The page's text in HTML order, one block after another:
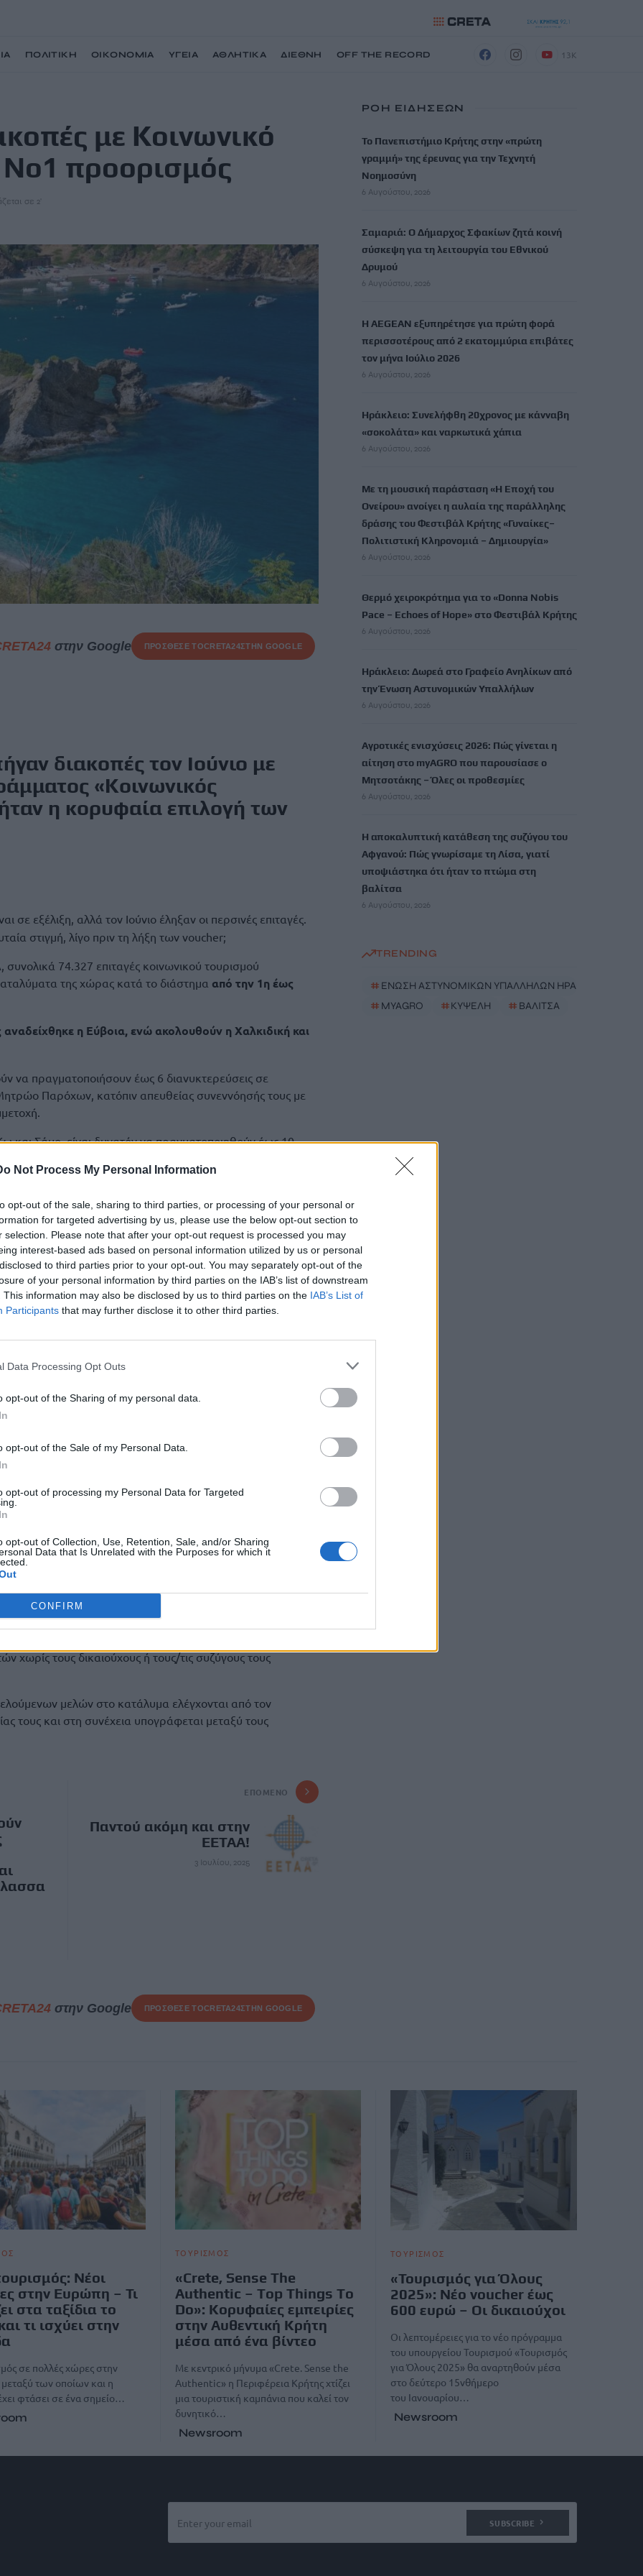
Not Process My Personal Information
opt-out of the sale, sharing to third parties, or processing of your personal or
for targeted advertising by us, please use the below opt-out section to
selection. Please note that after your opt-out request is processed you may
interest-based ads based on personal information utilized by us or personal
to third parties prior to your opt-out. You may separately opt-out of the
of your personal information by third parties on the IAB’s list of downstream
This information may also be disclosed by us to third parties on the IAB’s List of
Participants that may further disclose it to other third parties.
Data Processing Opt Outs
opt-out of the Sharing of my personal data.
opt-out of the Sale of my Personal Data.
opt-out of processing my Personal Data for Targeted
opt-out of Collection, Use, Retention, Sale, and/or Sharing
Data that Is Unrelated with the Purposes for which it
CONFIRM
ΠΟΛΙΤΙΚΗ ΟΙΚΟΝΟΜΙΑ ΥΓΕΙΑ ΑΘΛΗΤΙΚΑ ΔΙΕΘΝΗ OFF THE RECORD 13K
με Κοινωνικό
προορισμός
σε 2'
στην Google ΠΡΟΣΘΕΣΕ ΤΟCRETA24ΣΤΗΝ GOOGLE
διακοπές τον Ιούνιο με
«Κοινωνικός
η κορυφαία επιλογή των
σε εξέλιξη, αλλά τον Ιούνιο έληξαν οι περσινές επιταγές.
στιγμή, λίγο πριν τη λήξη των voucher;
74.327 επιταγές κοινωνικού τουρισμού
της χώρας κατά το διάστημα από την 1η έως
η Εύβοια, ενώ ακολουθούν η Χαλκιδική και
να πραγματοποιήσουν έως 6 διανυκτερεύσεις σε
Παρόχων, κατόπιν απευθείας συνεννόησής τους με
και Σάμο, είναι δυνατόν να πραγματοποιηθούν έως 10
σε Β. Εύβοια, Έβρο και Θεσσαλία, εκτός
έως 12 διανυκτερεύσεις δωρεάν.
επιδοτούνται και ακτοπλοϊκά εισιτήρια.
η συμμετοχή των δικαιούχων-ωφελουμένων
ακτοπλοϊκά εισιτήρια διατίθενται δωρεάν.
2025-26: Τα καταλύματα
καταλύματα,
είναι κάτοχοι Επιταγών Κοινωνικού Τουρισμού έρχονται
για τις κρατήσεις δωματίων.
κατάλυμα ωφελούμενα μέλη, χωρίς αυτά να
με την προϋπόθεση ότι είναι:
συνοδεύονται από τον/την σύζυγο του δικαιούχου πολίτη
ή από τα ωφελούμενα τέκνα άνω των 18 ετών
(ωφελούμενα μέλη ή μη) με νόμιμη εξουσιοδότηση των
διακοπές:
με αναπηρία που συνοδεύουν
χωρίς τους δικαιούχους ή τους/τις συζύγους τους
μελών στο κατάλυμα ελέγχονται από τον
τους και στη συνέχεια υπογράφεται μεταξύ τους
ΕΠΌΜΕΝΟ
Παντού ακόμη και στην
ΕΕΤΑΑ!
3 Ιουλίου, 2025
στην Google ΠΡΟΣΘΕΣΕ ΤΟCRETA24ΣΤΗΝ GOOGLE
ΡΟΗ ΕΙΔΗΣΕΩΝ
Το Πανεπιστήμιο Κρήτης στην «πρώτη
γραμμή» της έρευνας για την Τεχνητή
Νοημοσύνη
6 Αυγούστου, 2026
Σαμαριά: Ο Δήμαρχος Σφακίων ζητά κοινή
σύσκεψη για τη λειτουργία του Εθνικού
Δρυμού
6 Αυγούστου, 2026
Η AEGEAN εξυπηρέτησε για πρώτη φορά
περισσοτέρους από 2 εκατομμύρια επιβάτες
τον μήνα Ιούλιο 2026
6 Αυγούστου, 2026
Ηράκλειο: Συνελήφθη 20χρονος με κάνναβη
«σοκολάτα» και ναρκωτικά χάπια
6 Αυγούστου, 2026
Με τη μουσική παράσταση «Η Εποχή του
Ονείρου» ανοίγει η αυλαία της παράλληλης
δράσης του Φεστιβάλ Κρήτης «Γυναίκες–
Πολιτιστική Κληρονομιά – Δημιουργία»
6 Αυγούστου, 2026
Θερμό χειροκρότημα για το «Donna Nobis
Pace – Echoes of Hope» στο Φεστιβάλ Κρήτης
6 Αυγούστου, 2026
Ηράκλειο: Δωρεά στο Γραφείο Ανηλίκων από
την Ένωση Αστυνομικών Υπαλλήλων
6 Αυγούστου, 2026
Αγροτικές ενισχύσεις 2026: Πώς γίνεται η
αίτηση στο myAGRO που παρουσίασε ο
Μητσοτάκης – Όλες οι προθεσμίες
6 Αυγούστου, 2026
Η αποκαλυπτική κατάθεση της συζύγου του
Αφγανού: Πώς γνωρίσαμε τη Λίσα, γιατί
υποψιάστηκα ότι ήταν το πτώμα στη
βαλίτσα
6 Αυγούστου, 2026
TRENDING
# ΕΝΩΣΗ ΑΣΤΥΝΟΜΙΚΩΝ ΥΠΑΛΛΗΛΩΝ ΗΡΑΚΛΕΙΟΥ
# MYAGRO #ΚΥΨΕΛΗ # ΒΑΛΙΤΣΑ
Νέοι
στην Ευρώπη – Τι
στα ταξίδια το
τι ισχύει στην
σε πολλές χώρες στην
των οποίων και η
φτάσει σε ένα σημείο…
ΤΟΥΡΙΣΜΟΣ
«Crete, Sense The
Authentic – Top Things Τo
Do»: Κορυφαίες εμπειρίες
στην Αυθεντική Κρήτη
μέσα από ένα βίντεο
Με κεντρικό μήνυμα «Crete. Sense the
Αuthentic» η Περιφέρεια Κρήτης χτίζει
μια τουριστική καμπάνια που καλεί τον
δυνητικό…
Newsroom
ΤΟΥΡΙΣΜΟΣ
«Τουρισμός για Όλους
2025»: Νέο voucher έως
600 ευρώ – Οι δικαιούχοι
Οι λεπτομέρειες για το νέο πρόγραμμα
του υπουργείου Τουρισμού «Τουρισμός
για Όλους 2025» θα αναρτηθούν μέσα
στο δεύτερο 15νθήμερο
του Ιανουαρίου…
Newsroom
SUBSCRIBE